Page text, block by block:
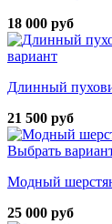
18 000 руб
вариант
Длинный
21 500 руб
Выбрать
Модный
25 000 руб